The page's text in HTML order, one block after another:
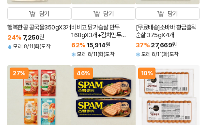
담기
행복한콩 콩국물350gX3개
24% 7,250원
모레 8/11(화)도착
담기
비비고 닭가슴살 만두
168gX3개+김치만두
168gX3개(총 6개)
62% 15,914원
모레 8/11(화)도착
담기
[무료배송]소바바 황금홀릭
순살 375gX4개
37% 27,669원
모레 8/11(화)도착
27% 46% 10%